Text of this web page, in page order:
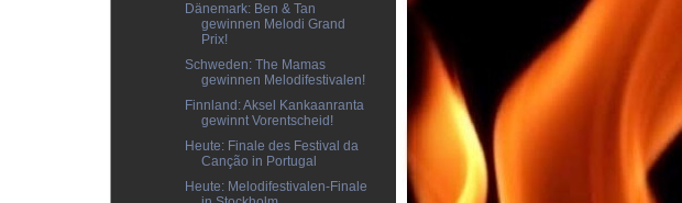
Dänemark: Ben & Tan
gewinnen Melodi Grand
Prix!
Schweden: The Mamas
gewinnen Melodifestivalen!
Finnland: Aksel Kankaanranta
gewinnt Vorentscheid!
Heute: Finale des Festival da
Canção in Portugal
Heute: Melodifestivalen-Finale